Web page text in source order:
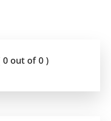
0 out of 0 )